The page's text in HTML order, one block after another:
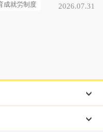
品の目視検査/y08_01
成就労制度 2026.07.31